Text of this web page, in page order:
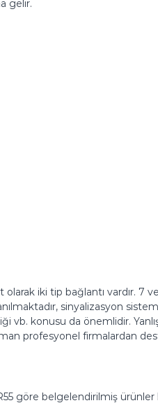
gelir.
iki tip bağlantı vardır. 7
sinyalizasyon
vb. konusu da önemlidir.
profesyonel firmalardan
göre belgelendirilmiş ürünler